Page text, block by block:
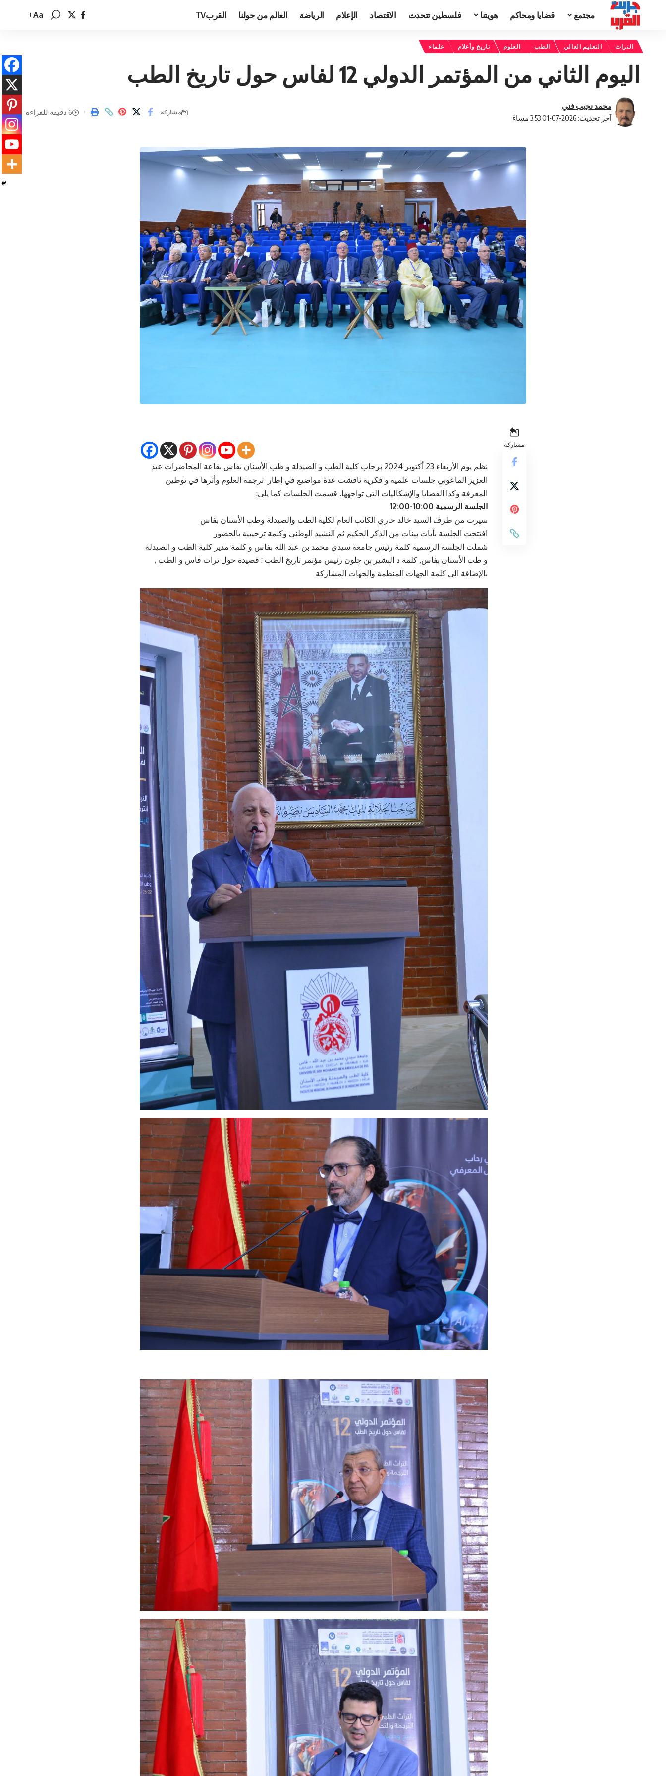
مجتمع قضايا ومحاكم هويتنا فلسطين تتحدث الاقتصاد الإعلام الرياضة العالم من حولنا القربTV
تغيير
Aa
التراث التعليم العالي الطب العلوم تاريخ وأعلام علماء
اليوم الثاني من المؤتمر الدولي 12 لفاس حول تاريخ الطب
آخر تحديث: 2026-07-01 3:53 مساءً
محمد نجيب فني
مشاركة 6 دقيقة للقراءة
مشاركة
نظم يوم الأربعاء 23 أكتوبر 2024 برحاب كلية الطب و الصيدلة و طب الأسنان بفاس بقاعة المحاضرات عبد
العزيز الماعوني جلسات علمية و فكرية ناقشت عدة مواضيع في إطار ترجمة العلوم وأثرها في توطين
المعرفة وكذا القضايا والإشكاليات التي تواجهها. قسمت الجلسات كما يلي:
الجلسة الرسمية 10:00-12:00
سيرت من طرف السيد خالد حاري الكاتب العام لكلية الطب والصيدلة وطب الأسنان بفاس
افتتحت الجلسة بآيات بينات من الذكر الحكيم ثم النشيد الوطني وكلمة ترحيبية بالحضور
شملت الجلسة الرسمية كلمة رئيس جامعة سيدي محمد بن عبد الله بفاس و كلمة مدير كلية الطب و الصيدلة
و طب الأسنان بفاس, كلمة د البشير بن جلون رئيس مؤتمر تاريخ الطب : قصيدة حول تراث فاس و الطب ,
بالإضافة الى كلمة الجهات المنظمة والجهات المشاركة